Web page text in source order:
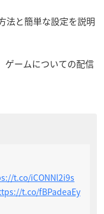
法と簡単な設定を説明
ゲームについての配信
t.co/iCONNl2i9s
t.co/fBPadeaEy